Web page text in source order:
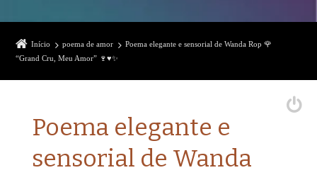
Início poema de amor
Poema elegante e sensorial de Wanda Rop 🌹
“Grand Cru, Meu Amor” 🍷♥️✨
Poema elegante e
sensorial de Wanda